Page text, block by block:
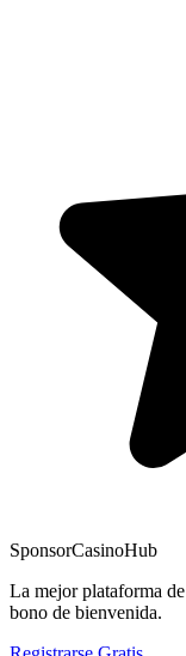
SponsorCasinoHub
La mejor plataforma
bono de bienvenida.